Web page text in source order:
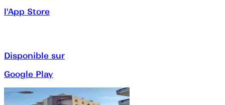
l'App Store
Disponible sur
Google Play